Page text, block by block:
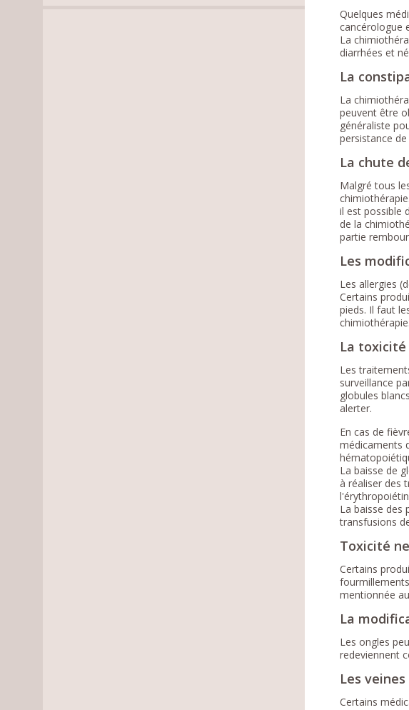
Quelques
cancérologue
La
diarrhées et
La
La
peuvent être
généraliste
persistance
La chute
Malgré tous
il est possible
de la
partie
Les
Les allergies
Certains
pieds. Il faut
chimiothérapie.
La
Les
surveillance
globules
alerter.
En cas de
médicaments
La baisse de
à réaliser des
La baisse des
transfusions
Toxicité
Certains
mentionnée
La
Les ongles
redeviennent
Les veines
Certains